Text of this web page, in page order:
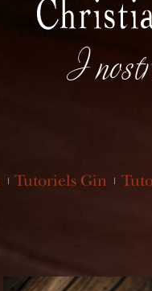
I
Tutoriels Gin